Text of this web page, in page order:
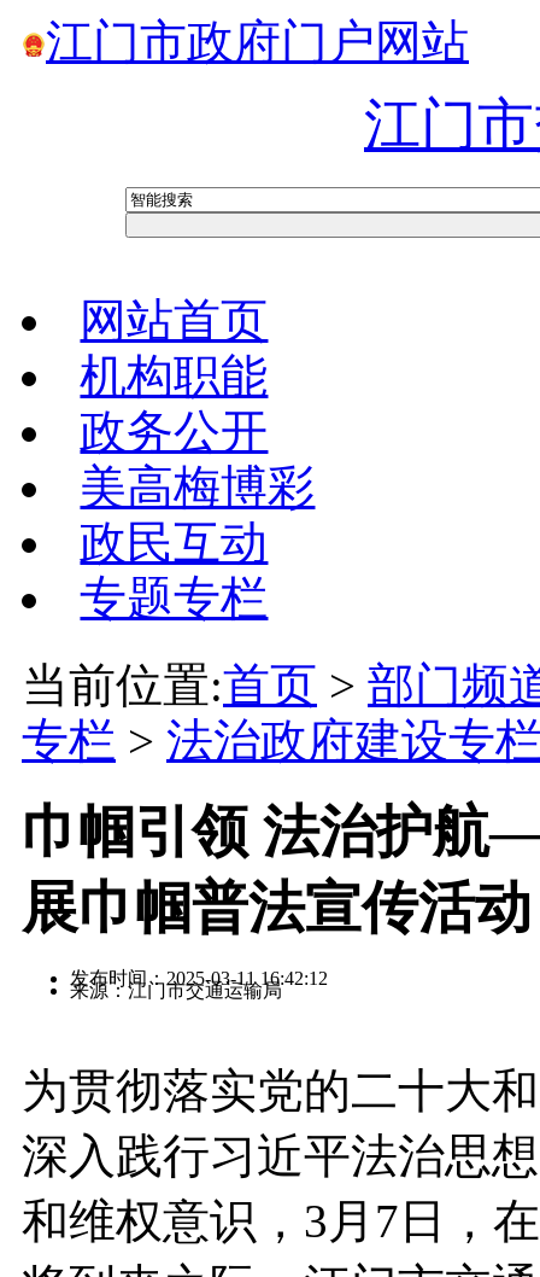
江门市政府门户网站
江门
网站首页
机构职能
政务公开
美高梅博彩
政民互动
专题专栏
当前位置:首页 > 部门频
专栏 > 法治政府建设专
巾帼引领 法治护航
展巾帼普法宣传活动
发布时间：2025-03-11 16:42:12
来源：江门市交通运输局
为贯彻落实党的二十大
深入践行习近平法治思
和维权意识，3月7日，